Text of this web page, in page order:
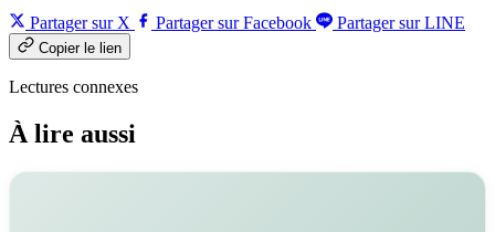
Partager sur X Partager sur Facebook Partager sur LINE
Copier le lien
Lectures connexes
À lire aussi